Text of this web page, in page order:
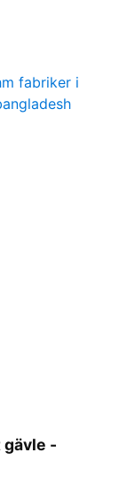
fabriker i
-